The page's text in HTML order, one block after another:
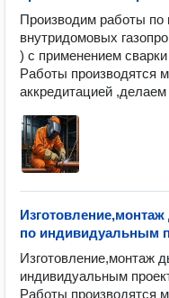
Производим работы по
внутридомовых
) с применением
Работы производятся
аккредитацией
по индивидуальным
Изготовление,монтаж
индивидуальным
Работы производятся